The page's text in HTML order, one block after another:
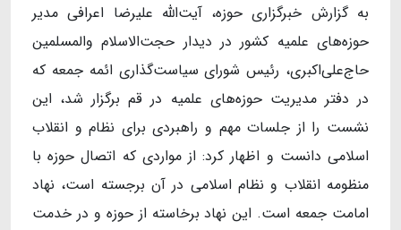
به گزارش خبرگزاری حوزه، آیت‌الله علیرضا اعرافی مدیر
حوزه‌های علمیه کشور در دیدار حجت‌الاسلام والمسلمین
حاج‌علی‌اکبری، رئیس شورای سیاست‌گذاری ائمه جمعه که
در دفتر مدیریت حوزه‌های علمیه در قم برگزار شد، این
نشست را از جلسات مهم و راهبردی برای نظام و انقلاب
اسلامی دانست و اظهار کرد: از مواردی که اتصال حوزه با
منظومه انقلاب و نظام اسلامی در آن برجسته است، نهاد
امامت جمعه است. این نهاد برخاسته از حوزه و در خدمت